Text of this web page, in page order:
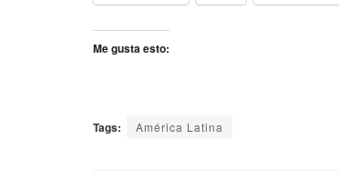
Me gusta esto:
Tags: América Latina